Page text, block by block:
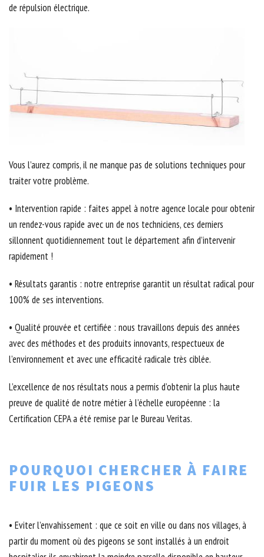
de répulsion électrique.
Vous l’aurez compris, il ne manque pas de solutions techniques pour
traiter votre problème.
• Intervention rapide : faites appel à notre agence locale pour obtenir
un rendez-vous rapide avec un de nos techniciens, ces derniers
sillonnent quotidiennement tout le département afin d’intervenir
rapidement !
• Résultats garantis : notre entreprise garantit un résultat radical pour
100% de ses interventions.
• Qualité prouvée et certifiée : nous travaillons depuis des années
avec des méthodes et des produits innovants, respectueux de
l’environnement et avec une efficacité radicale très ciblée.
L’excellence de nos résultats nous a permis d’obtenir la plus haute
preuve de qualité de notre métier à l’échelle européenne : la
Certification CEPA a été remise par le Bureau Veritas.
POURQUOI CHERCHER À FAIRE
FUIR LES PIGEONS
• Eviter l’envahissement : que ce soit en ville ou dans nos villages, à
partir du moment où des pigeons se sont installés à un endroit